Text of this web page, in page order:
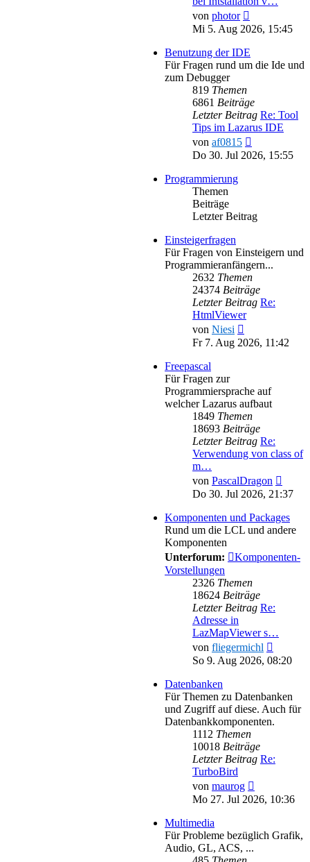
von photor
Beitrag
Mi 5. Aug 2026, 15:45
Benutzung der IDE
Für Fragen rund um die Ide und
zum Debugger
819 Themen
6861 Beiträge
Letzter Beitrag Re: Tool
Tips im Lazarus IDE
von af0815
Beitrag
Do 30. Jul 2026, 15:55
Programmierung
Themen
Beiträge
Letzter Beitrag
Einsteigerfragen
Für Fragen von Einsteigern und
Programmieranfängern...
2632 Themen
24374 Beiträge
Letzter Beitrag Re:
HtmlViewer
von Niesi
Beitrag
Fr 7. Aug 2026, 11:42
Freepascal
Für Fragen zur
Programmiersprache auf
welcher Lazarus aufbaut
1849 Themen
18693 Beiträge
Letzter Beitrag Re:
Verwendung von class of
m…
von PascalDragon
Do 30. Jul 2026, 21:37
Komponenten und Packages
Rund um die LCL und andere
Komponenten
Unterforum:
Komponenten-
Vorstellungen
2326 Themen
18624 Beiträge
Letzter Beitrag Re:
Adresse in
LazMapViewer s…
von fliegermichl
Beitrag
So 9. Aug 2026, 08:20
Datenbanken
Für Themen zu Datenbanken
und Zugriff auf diese. Auch für
Datenbankkomponenten.
1112 Themen
10018 Beiträge
Letzter Beitrag Re:
TurboBird
von maurog
Beitrag
Mo 27. Jul 2026, 10:36
Multimedia
Für Probleme bezüglich Grafik,
Audio, GL, ACS, ...